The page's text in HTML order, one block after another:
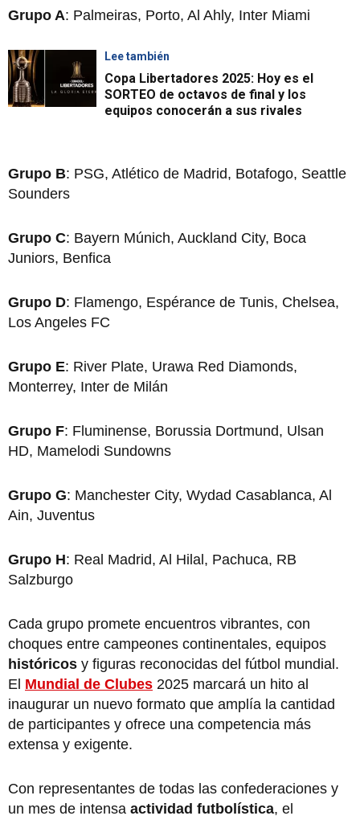
Grupo A: Palmeiras, Porto, Al Ahly, Inter Miami
Lee también
Copa Libertadores 2025: Hoy es el
SORTEO de octavos de final y los
equipos conocerán a sus rivales
Grupo B: PSG, Atlético de Madrid, Botafogo, Seattle
Sounders
Grupo C: Bayern Múnich, Auckland City, Boca
Juniors, Benfica
Grupo D: Flamengo, Espérance de Tunis, Chelsea,
Los Angeles FC
Grupo E: River Plate, Urawa Red Diamonds,
Monterrey, Inter de Milán
Grupo F: Fluminense, Borussia Dortmund, Ulsan
HD, Mamelodi Sundowns
Grupo G: Manchester City, Wydad Casablanca, Al
Ain, Juventus
Grupo H: Real Madrid, Al Hilal, Pachuca, RB
Salzburgo
Cada grupo promete encuentros vibrantes, con
choques entre campeones continentales, equipos
históricos y figuras reconocidas del fútbol mundial.
El Mundial de Clubes 2025 marcará un hito al
inaugurar un nuevo formato que amplía la cantidad
de participantes y ofrece una competencia más
extensa y exigente.
Con representantes de todas las confederaciones y
un mes de intensa actividad futbolística, el